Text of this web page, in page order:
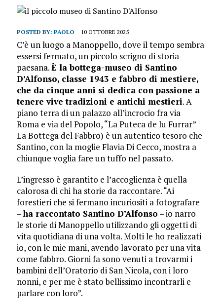
POSTED BY: PAOLO 10 OTTOBRE 2025
C’è un luogo a Manoppello, dove il tempo sembra
essersi fermato, un piccolo scrigno di storia
paesana.È la bottega-museo di Santino
D’Alfonso, classe 1943 e fabbro di mestiere,
che da cinque anni si dedica con passione a
tenere vive tradizioni e antichi mestieri. A
piano terra di un palazzo all’incrocio fra via
Roma e via del Popolo, “La Puteca de lu Furrar”
La Bottega del Fabbro) è un autentico tesoro che
Santino, con la moglie Flavia Di Cecco, mostra a
chiunque voglia fare un tuffo nel passato.
L’ingresso è garantito e l’accoglienza è quella
calorosa di chi ha storie da raccontare. “Ai
forestieri che si fermano incuriositi a fotografare
–ha raccontato Santino D’Alfonso – io narro
le storie di Manoppello utilizzando gli oggetti di
vita quotidiana di una volta. Molti le ho realizzati
io, con le mie mani, avendo lavorato per una vita
come fabbro. Giorni fa sono venuti a trovarmi i
bambini dell’Oratorio di San Nicola, con i loro
nonni, e per me è stato bellissimo incontrarli e
parlare con loro”.